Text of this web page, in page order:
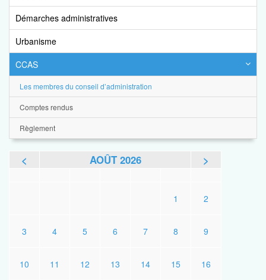
Démarches administratives
Urbanisme
CCAS
Les membres du conseil d’administration
Comptes rendus
Règlement
< AOÛT 2026 >
1
2
3 4 5 6 7 8 9
10 11 12 13 14 15 16